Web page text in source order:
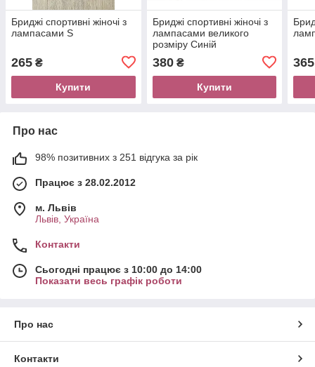
Бриджі спортивні жіночі з
лампасами S
265 ₴
Купити
Бриджі спортивні жіночі з
лампасами великого
розміру Синій
380₴
Купити
365
Про нас
98% позитивних з 251 відгука за рік
Працює з 28.02.2012
м. Львів
Львів, Україна
Контакти
Сьогодні працює з 10:00 до 14:00
Показати весь графік роботи
Про нас
Контакти